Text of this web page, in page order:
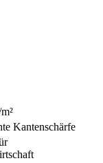
Kantenschärfe